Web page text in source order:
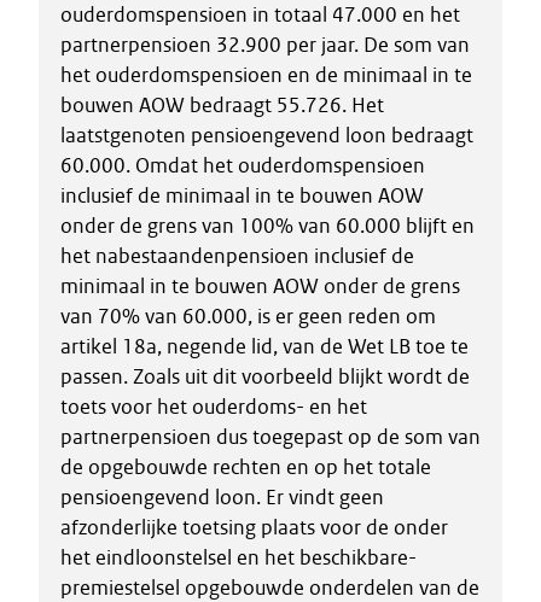
ouderdomspensioen in totaal 47.000 en het
partnerpensioen 32.900 per jaar. De som van
het ouderdomspensioen en de minimaal in te
bouwen AOW bedraagt 55.726. Het
laatstgenoten pensioengevend loon bedraagt
60.000. Omdat het ouderdomspensioen
inclusief de minimaal in te bouwen AOW
onder de grens van 100% van 60.000 blijft en
het nabestaandenpensioen inclusief de
minimaal in te bouwen AOW onder de grens
van 70% van 60.000, is er geen reden om
artikel 18a, negende lid, van de Wet LB toe te
passen. Zoals uit dit voorbeeld blijkt wordt de
toets voor het ouderdoms- en het
partnerpensioen dus toegepast op de som van
de opgebouwde rechten en op het totale
pensioengevend loon. Er vindt geen
afzonderlijke toetsing plaats voor de onder
het eindloonstelsel en het beschikbare-
premiestelsel opgebouwde onderdelen van de